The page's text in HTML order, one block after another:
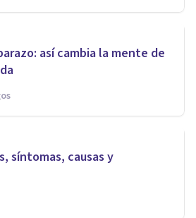
así cambia la mente de
síntomas, causas y